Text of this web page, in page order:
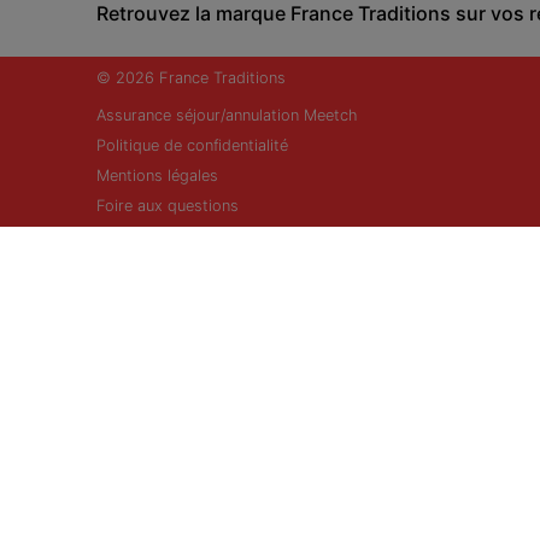
Retrouvez la marque France Traditions sur vos
© 2026 France Traditions
Assurance séjour/annulation Meetch
Politique de confidentialité
Mentions légales
Foire aux questions